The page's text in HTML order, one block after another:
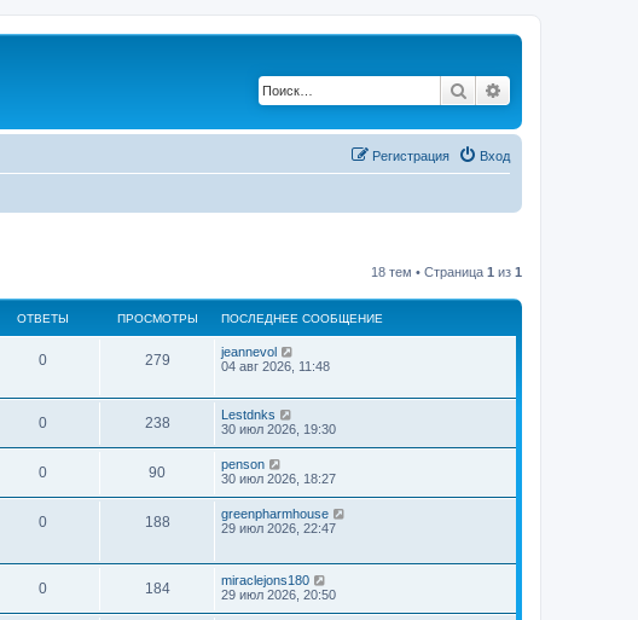
Поиск
Вход
Регистрация
18 тем • Страница 1 из 1
ОТВЕТЫ ПРОСМОТРЫ ПОСЛЕДНЕЕ СООБЩЕНИЕ
0 279
jeannevol
04 авг 2026, 11:48
0 238
Lestdnks
30 июл 2026, 19:30
0 90
penson
30 июл 2026, 18:27
0 188
greenpharmhouse
29 июл 2026, 22:47
0 184
miraclejons180
29 июл 2026, 20:50